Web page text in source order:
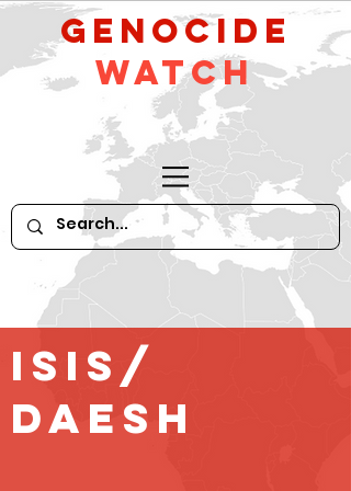
GeNocide
Watch
ISIS/
Daesh